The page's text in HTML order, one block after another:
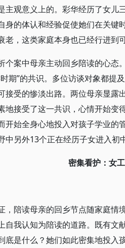
主观意义上的。彩华经历了女儿
身的体认和经验促使她们在关
老，这类家庭本身也已经行进到
个案中母亲主动回乡陪读的心态
期”的共识。多位访谈对象都提
接受的惨淡出路。两位母亲显露
地接受了这一共识，心情开始
开始全身心地投入对孩子学业的
中另外13个正在经历子女进入
密集看护：女
，陪读母亲的回乡节点随家庭情
自我认知为陪读的道路。既有文
底是什么？她们如此密集地投入